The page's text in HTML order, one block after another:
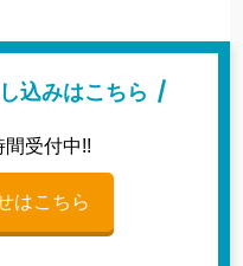
込みはこちら
受付中!!
はこちら